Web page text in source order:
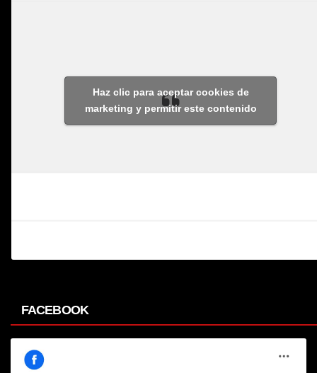
Haz clic para aceptar cookies de
marketing y permitir este contenido
FACEBOOK